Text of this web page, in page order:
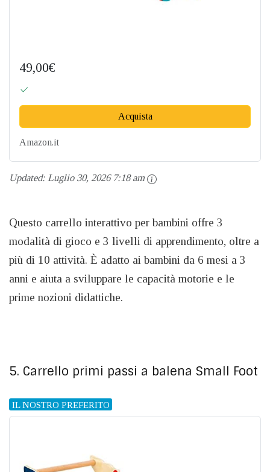
49,00€
Acquista
Amazon.it
Updated: Luglio 30, 2026 7:18 am
Questo carrello interattivo per bambini offre 3
modalità di gioco e 3 livelli di apprendimento, oltre a
più di 10 attività. È adatto ai bambini da 6 mesi a 3
anni e aiuta a sviluppare le capacità motorie e le
prime nozioni didattiche.
5. Carrello primi passi a balena Small Foot
IL NOSTRO PREFERITO